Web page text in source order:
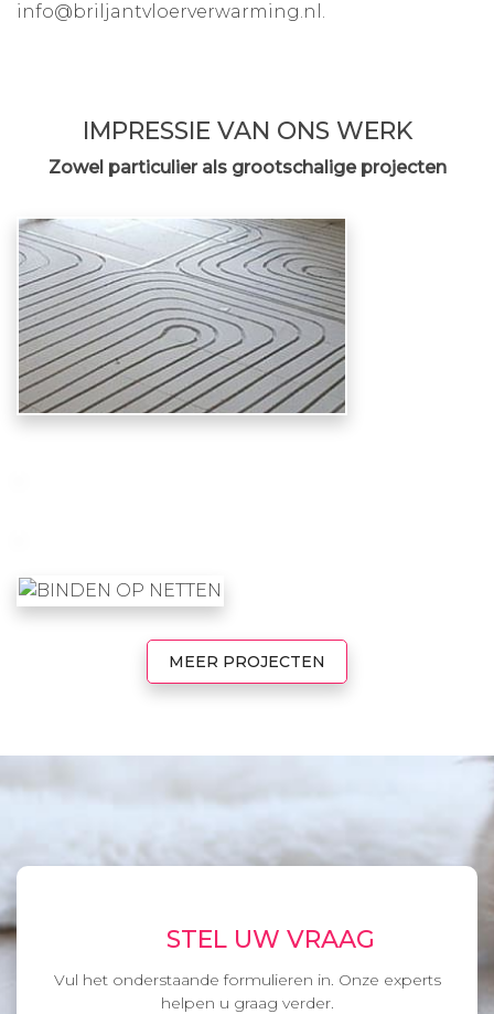
info@briljantvloerverwarming.nl .
IMPRESSIE VAN ONS WERK
Zowel particulier als grootschalige projecten
MEER PROJECTEN
STEL UW VRAAG
Vul het onderstaande formulieren in. Onze experts
helpen u graag verder.